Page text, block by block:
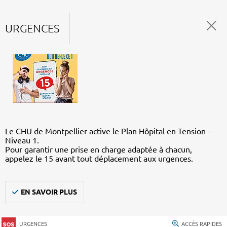
URGENCES
Le CHU de Montpellier active le Plan Hôpital en Tension –
Niveau 1.
Pour garantir une prise en charge adaptée à chacun,
appelez le 15 avant tout déplacement aux urgences.
EN SAVOIR PLUS
URGENCES ACCÈS RAPIDES